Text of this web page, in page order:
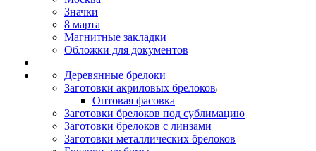
Значки
8 марта
Магнитные закладки
Обложки для документов
Деревянные брелоки
Заготовки акриловых брелоков
Оптовая фасовка
Заготовки брелоков под сублимацию
Заготовки брелоков с линзами
Заготовки металлических брелоков